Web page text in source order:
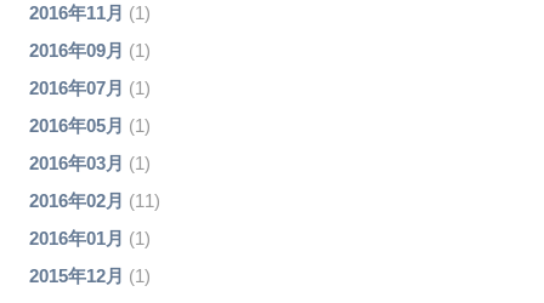
2016年11月 (1)
2016年09月 (1)
2016年07月 (1)
2016年05月 (1)
2016年03月 (1)
2016年02月 (11)
2016年01月 (1)
2015年12月 (1)